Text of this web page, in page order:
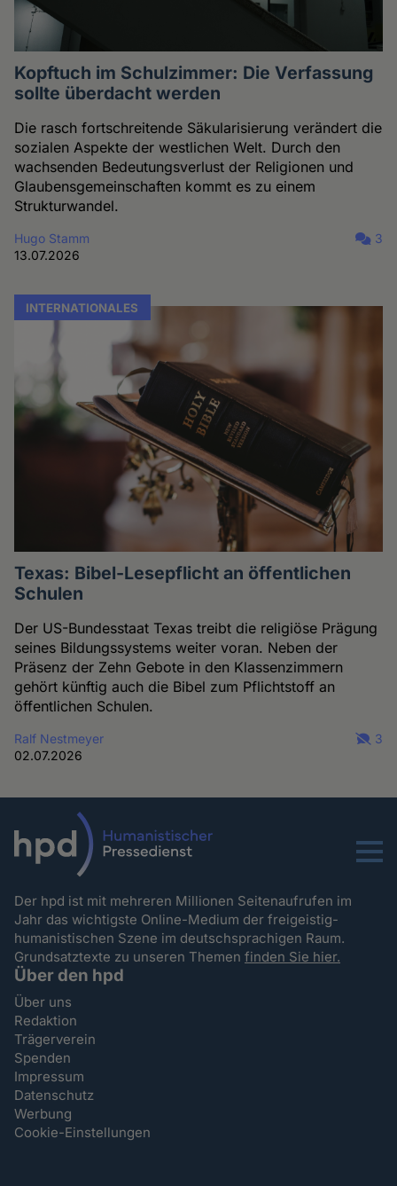
Kopftuch im Schulzimmer: Die Verfassung
sollte überdacht werden
Die rasch fortschreitende Säkularisierung verändert die
sozialen Aspekte der westlichen Welt. Durch den
wachsenden Bedeutungsverlust der Religionen und
Glaubensgemeinschaften kommt es zu einem
Strukturwandel.
Hugo Stamm
13.07.2026
3
INTERNATIONALES
Texas: Bibel-Lesepflicht an öffentlichen
Schulen
Der US-Bundesstaat Texas treibt die religiöse Prägung
seines Bildungssystems weiter voran. Neben der
Präsenz der Zehn Gebote in den Klassenzimmern
gehört künftig auch die Bibel zum Pflichtstoff an
öffentlichen Schulen.
Ralf Nestmeyer
02.07.2026
3
Menu
Der hpd ist mit mehreren Millionen Seitenaufrufen im
Jahr das wichtigste Online-Medium der freigeistig-
humanistischen Szene im deutschsprachigen Raum.
Grundsatztexte zu unseren Themenfinden Sie hier.
Über den hpd
Über uns
Redaktion
Trägerverein
Spenden
Impressum
Datenschutz
Werbung
Cookie-Einstellungen